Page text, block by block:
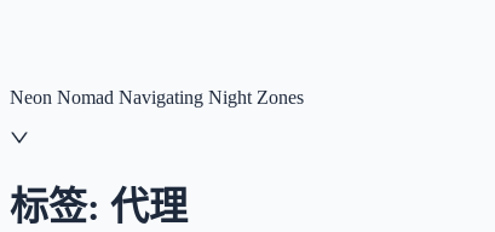
Neon Nomad Navigating Night Zones
标签: 代理